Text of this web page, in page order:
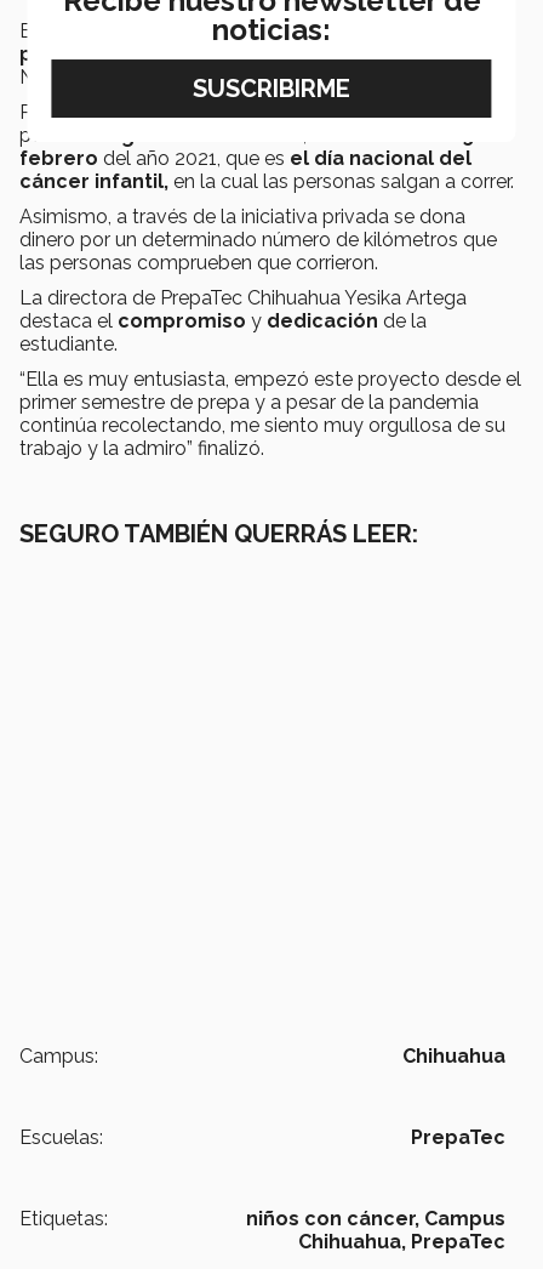
En participanalrededor de 15
personas entre familia, amistades y compañeros de
Noemí poco a poco más personas se unen.
Por otra parte, para el siguiente semestre ya se tienen
pensado
febrero del año 2021, que es el día nacional del
cáncer infantil, en la cual las personas salgan a correr.
Asimismo, a través de la iniciativa privada se dona
dinero por un determinado número de kilómetros que
las personas comprueben que corrieron.
La directora de PrepaTec Chihuahua Yesika Artega
destaca el compromiso y dedicación de la
estudiante.
“Ella es muy entusiasta, empezó este proyecto desde el
primer semestre de prepa y a pesar de la pandemia
continúa recolectando, me siento muy orgullosa de su
trabajo y la admiro” finalizó.
SEGURO TAMBIÉN QUERRÁS LEER:
Campus: Chihuahua
Escuelas: PrepaTec
Etiquetas: niños con cáncer, Campus
Chihuahua, PrepaTec
noticias: